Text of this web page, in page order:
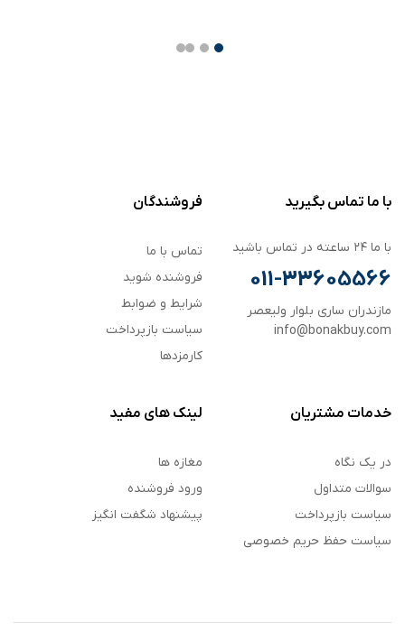
با ما تماس بگیرید
با ما ۲۴ ساعته در تماس باشید
011-33605566
مازندران ساری بلوار ولیعصر
info@bonakbuy.com
فروشندگان
تماس با ما
فروشنده شوید
شرایط و ضوابط
سیاست بازپرداخت
کارمزدها
خدمات مشتریان
در یک نگاه
سوالات متداول
سیاست بازپرداخت
سیاست حفظ حریم خصوصی
لینک های مفید
مغازه ها
ورود فروشنده
پیشنهاد شگفت انگیز